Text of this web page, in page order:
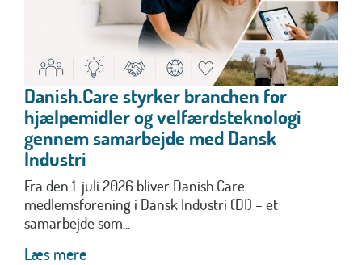
Danish.Care styrker branchen for
hjælpemidler og velfærdsteknologi
gennem samarbejde med Dansk
Industri
Fra den 1. juli 2026 bliver Danish.Care
medlemsforening i Dansk Industri (DI) – et
samarbejde som...
Læs mere